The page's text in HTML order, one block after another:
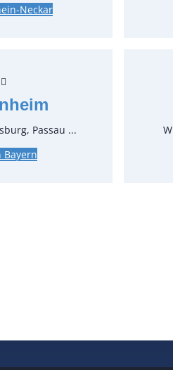
Der
wenden
Neckar
Passau ...
Bayern